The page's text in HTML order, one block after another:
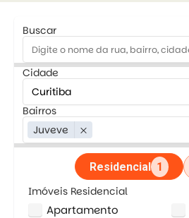
Buscar
Cidade
Bairros
Juveve
close
Residencial 1
Imóveis Residencial
Apartamento